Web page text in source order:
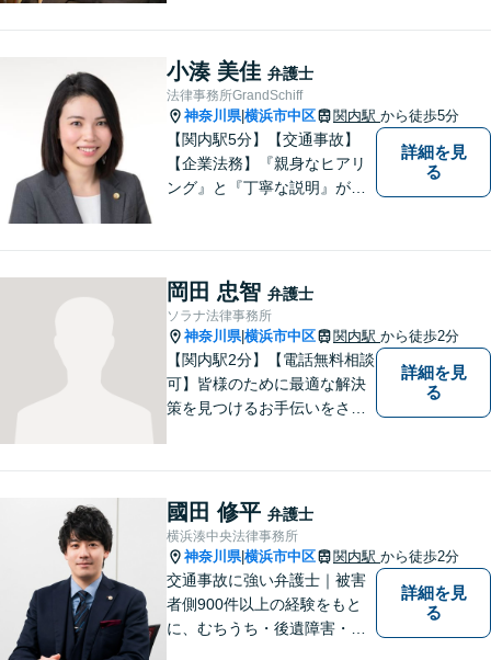
い。損のない、適切な、早期
解決方法をご提案し、事件解
決のため尽力いたします。
小湊 美佳 弁護士
法律事務所GrandSchiff
神奈川県|横浜市中区 関内駅 から徒歩5分
【関内駅5分】【交通事故】
【企業法務】『親身なヒアリ
ング』と『丁寧な説明』がモ
頼者様が安心して将来を過ご
せるようになるための支援を
いたします。
詳細を見
る
岡田 忠智 弁護士
ソラナ法律事務所
神奈川県|横浜市中区 関内駅 から徒歩2分
【関内駅2分】【電話無料相談
可】皆様のために最適な解決
策を見つけるお手伝いをさせ
ポートを提供します。どうぞ
お気軽にご相談ください。
詳細を見
る
國田 修平 弁護士
横浜湊中央法律事務所
神奈川県|横浜市中区 関内駅 から徒歩2分
交通事故に強い弁護士｜被害
者側900件以上の経験をもと
に、むちうち・後遺障害・慰
詳細を見
る